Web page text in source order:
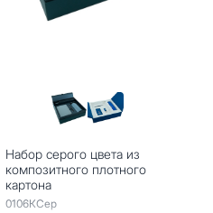
Набор серого цвета из
композитного плотного
картона
0106КСер